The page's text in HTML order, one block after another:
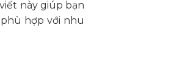
này giúp bạn
hợp với nhu